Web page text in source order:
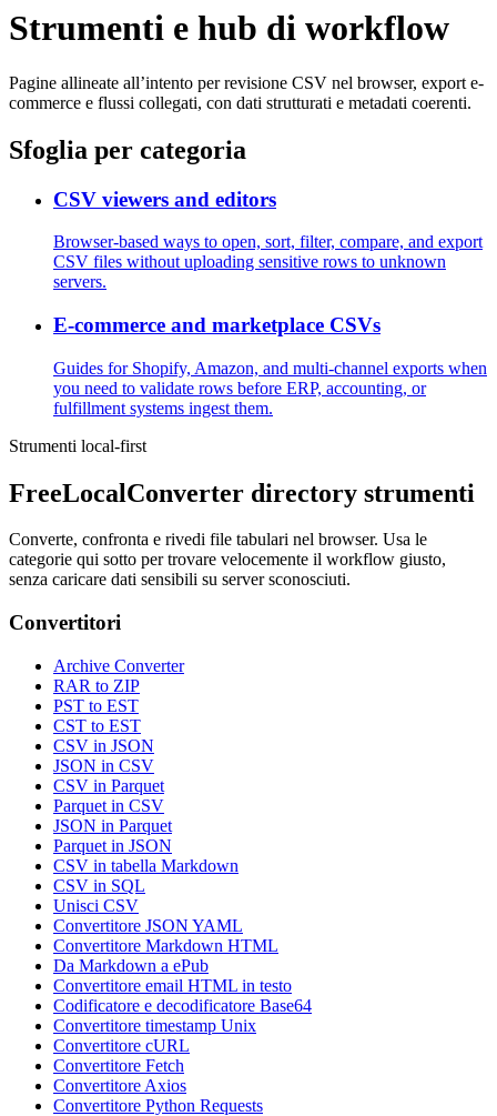
Strumenti e hub di workflow
Pagine allineate all’intento per revisione CSV nel browser, export e-
commerce e flussi collegati, con dati strutturati e metadati coerenti.
Sfoglia per categoria
CSV viewers and editors
Browser-based ways to open, sort, filter, compare, and export
CSV files without uploading sensitive rows to unknown
servers.
E-commerce and marketplace CSVs
Guides for Shopify, Amazon, and multi-channel exports when
you need to validate rows before ERP, accounting, or
fulfillment systems ingest them.
Strumenti local-first
FreeLocalConverter directory strumenti
Converte, confronta e rivedi file tabulari nel browser. Usa le
categorie qui sotto per trovare velocemente il workflow giusto,
senza caricare dati sensibili su server sconosciuti.
Convertitori
Archive Converter
RAR to ZIP
PST to EST
CST to EST
CSV in JSON
JSON in CSV
CSV in Parquet
Parquet in CSV
JSON in Parquet
Parquet in JSON
CSV in tabella Markdown
CSV in SQL
Unisci CSV
Convertitore JSON YAML
Convertitore Markdown HTML
Da Markdown a ePub
Convertitore email HTML in testo
Codificatore e decodificatore Base64
Convertitore timestamp Unix
Convertitore cURL
Convertitore Fetch
Convertitore Axios
Convertitore Python Requests